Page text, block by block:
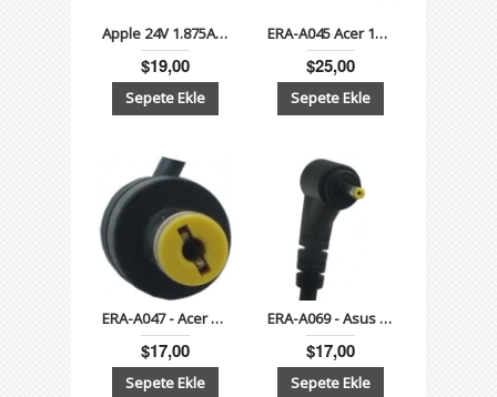
Apple 24V 1.875A (45W) 3.5mm-9.5mm - Adaptör
$19,00
ERA-A045 Acer 19V 4.74A - 1.7mm5.5mm Notebook Adaptör
$25,00
ERA-A047 - Acer 19V 1.58A (30W) 1.7mm5.5mm Notebook Adaptör
$17,00
ERA-A069 - Asus 19V 2.1A (40W) -0.7mm 2.5mm Notebook Adaptör
$17,00